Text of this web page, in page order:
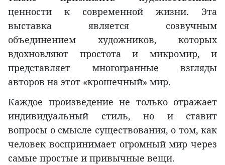
ценности к современной жизни. Эта
выставка является созвучным
объединением художников, которых
вдохновляют простота и микромир, и
представляет многогранные взгляды
авторов на этот «крошечный» мир.
Каждое произведение не только отражает
индивидуальный стиль, но и ставит
вопросы о смысле существования, о том, как
человек воспринимает огромный мир через
самые простые и привычные вещи.